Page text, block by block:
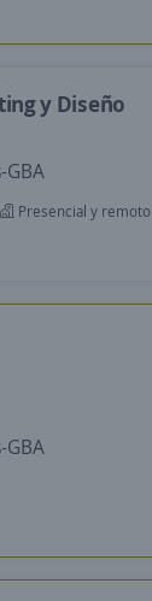
y Diseño
Presencial y remoto